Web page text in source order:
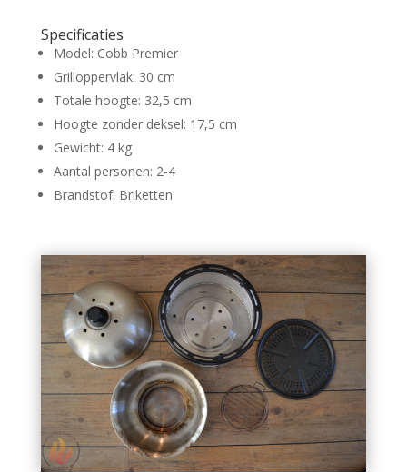
Specificaties
Model: Cobb Premier
Grilloppervlak: 30 cm
Totale hoogte: 32,5 cm
Hoogte zonder deksel: 17,5 cm
Gewicht: 4 kg
Aantal personen: 2-4
Brandstof: Briketten